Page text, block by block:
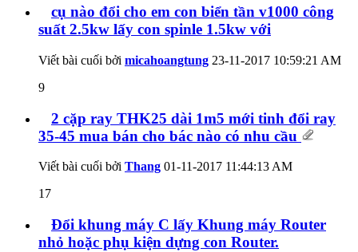
cụ nào đổi cho em con biển tần v1000 công
suất 2.5kw lấy con spinle 1.5kw với
Viết bài cuối bởi micahoangtung 23-11-2017 10:59:21 AM
9
2 cặp ray THK25 dài 1m5 mới tinh đổi ray
35-45 mua bán cho bác nào có nhu cầu
Viết bài cuối bởi Thang 01-11-2017 11:44:13 AM
17
Đổi khung máy C lấy Khung máy Router
nhỏ hoặc phụ kiện dựng con Router.